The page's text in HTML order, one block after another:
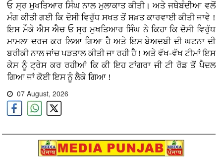
ਓ ਸ੍ਰ ਮੁਖਤਿਆਰ ਸਿੰਘ ਨਾਲ ਮੁਲਾਕਾਤ ਕੀਤੀ। ਅਤੇ ਜਥੇਬੰਦੀਆ ਵਲੋਂ
ਮੰਗ ਕੀਤੀ ਗਈ ਕਿ ਦੋਸੀ ਵਿਰੁੱਧ ਸਖਤ ਤੋਂ ਸਖ਼ਤ ਕਾਰਵਾਈ ਕੀਤੀ ਜਾਵੇ !
ਇਸ ਮੌਕੇ ਐਸ ਐਚ ਓ ਸ੍ਰ ਮੁਖਤਿਆਰ ਸਿੰਘ ਨੇ ਕਿਹਾ ਕਿ ਦੋਸੀ ਵਿਰੁੱਧ
ਮਾਮਲਾ ਦਰਜ ਕਰ ਲਿਆ ਗਿਆ ਹੈ ਅਤੇ ਇਸ ਬੇਅਦਬੀ ਦੀ ਘਟਨਾ ਦੀ
ਬਰੀਕੀ ਨਾਲ ਜਾਂਚ ਪੜਤਾਲ ਕੀਤੀ ਜਾ ਰਹੀ ਹੈ ! ਅਤੇ ਵੱਖ-ਵੱਖ ਟੀਮਾਂ ਇਸ
ਕੇਸ ਨੂੰ ਟ੍ਰੇਸ ਕਰ ਰਹੀਆਂ ਕਿ ਕੀ ਇਹ ਟਾਂਗਰਾ ਜੀ ਟੀ ਰੋਡ ਤੋਂ ਪੈਦਲ
ਗਿਆ ਜਾਂ ਕੋਈ ਇਸ ਨੂੰ ਲੈਕੇ ਗਿਆ !
07 August, 2026